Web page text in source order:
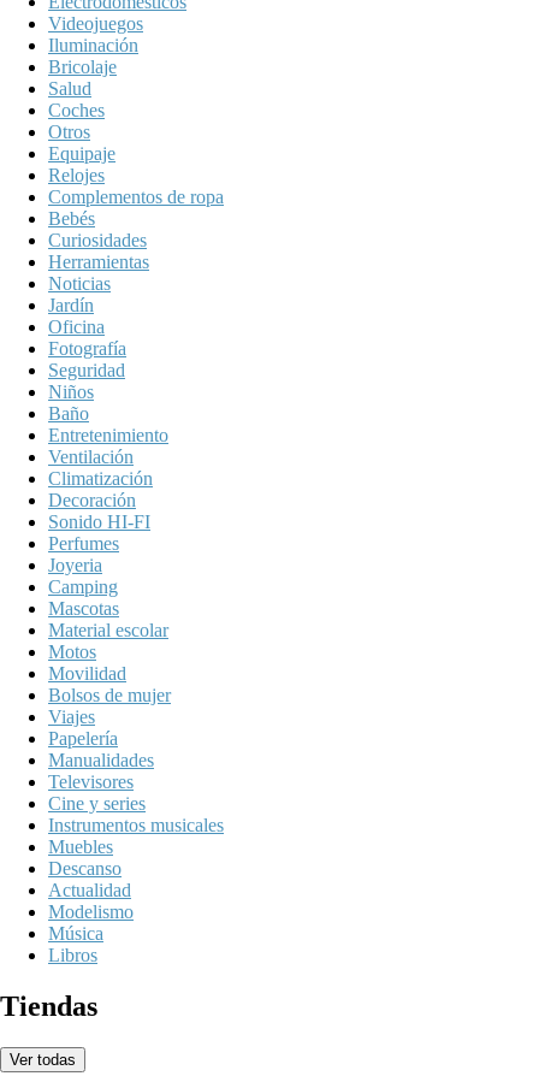
Videojuegos
Iluminación
Bricolaje
Salud
Coches
Otros
Equipaje
Relojes
Complementos de ropa
Bebés
Curiosidades
Herramientas
Noticias
Jardín
Oficina
Fotografía
Seguridad
Niños
Baño
Entretenimiento
Ventilación
Climatización
Decoración
Sonido HI-FI
Perfumes
Joyeria
Camping
Mascotas
Material escolar
Motos
Movilidad
Bolsos de mujer
Viajes
Papelería
Manualidades
Televisores
Cine y series
Instrumentos musicales
Muebles
Descanso
Actualidad
Modelismo
Música
Libros
Tiendas
Ver todas